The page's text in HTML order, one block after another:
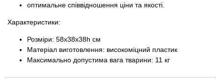
оптимальне співвідношення ціни та якості.
Характеристики:
Розміри: 58х38х38h см
Матеріал виготовлення: високоміцний пластик
Максимально допустима вага тварини: 11 кг